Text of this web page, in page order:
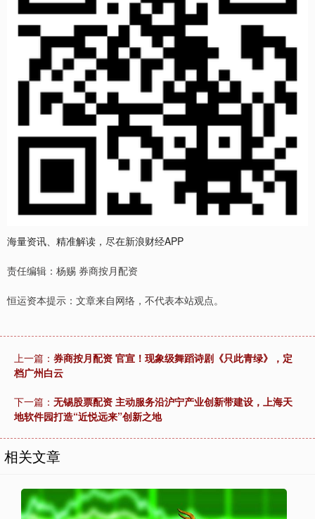
海量资讯、精准解读，尽在新浪财经APP
责任编辑：杨赐 券商按月配资
恒运资本提示：文章来自网络，不代表本站观点。
上一篇： 券商按月配资 官宣！现象级舞蹈诗剧《只此青绿》，定
档广州白云
下一篇： 无锡股票配资 主动服务沿沪宁产业创新带建设，上海天
地软件园打造“近悦远来”创新之地
相关文章